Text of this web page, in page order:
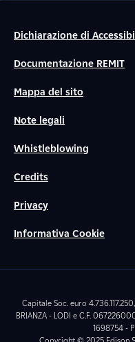
Dichiarazione di
Documentazione REMIT
Mappa del sito
Note legali
Whistleblowing
Credits
Privacy
Informativa Cookie
Capitale Soc. euro
BRIANZA - LODI e C.F.
1698754 -